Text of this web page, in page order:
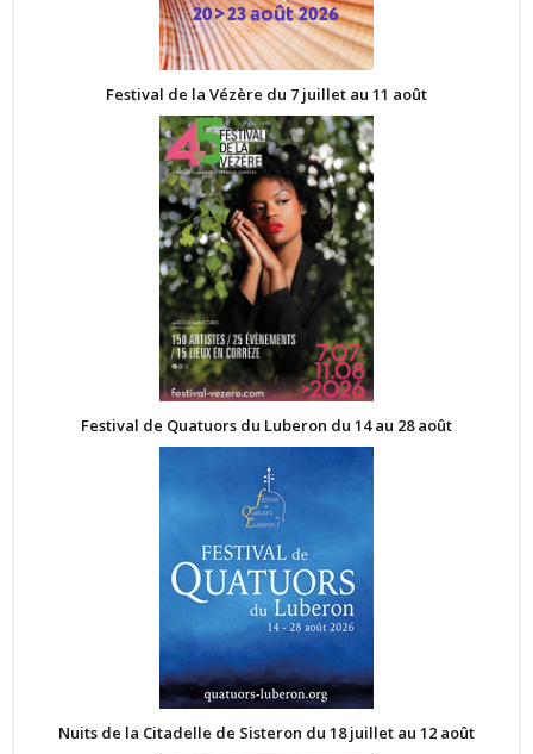
Festival de la Vézère du 7 juillet au 11 août
Festival de Quatuors du Luberon du 14 au 28 août
Nuits de la Citadelle de Sisteron du 18 juillet au 12 août